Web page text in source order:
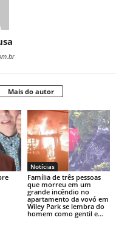
Mais do autor
Notícias
Família de três pessoas
que morreu em um
grande incêndio no
apartamento da vovó em
Wiley Park se lembra do
homem como gentil e...